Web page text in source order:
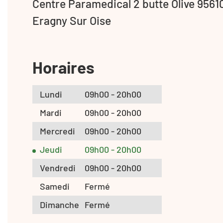
Centre Paramedical 2 butte Olive
Eragny Sur Oise
Horaires
Lundi
09h00 - 20h00
Mardi
09h00 - 20h00
Mercredi
09h00 - 20h00
Jeudi
09h00 - 20h00
Vendredi
09h00 - 20h00
Samedi
Fermé
Dimanche Fermé